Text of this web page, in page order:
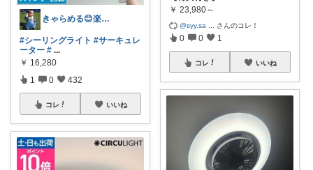
きゃらめる😊楽天ROOM🤩
#シーリングライト #サーキュレ
ーター # ...
￥ 16,280
1 0 432
コレ いいね
￥ 23,980～
@syy.sa さんのコレ！
0 0 1
コレ いいね